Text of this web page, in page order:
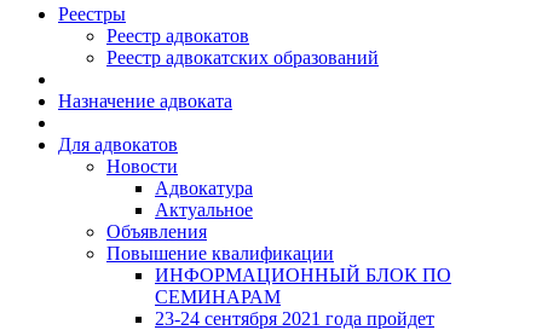
Реестры
Реестр адвокатов
Реестр адвокатских образований
Назначение адвоката
Для адвокатов
Новости
Адвокатура
Актуальное
Объявления
Повышение квалификации
ИНФОРМАЦИОННЫЙ БЛОК ПО
СЕМИНАРАМ
23-24 сентября 2021 года пройдет